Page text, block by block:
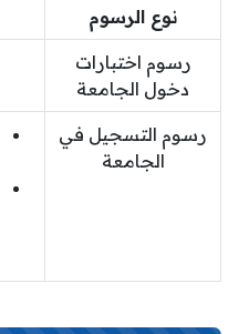
نوع الرسوم
رسوم اختبارات
دخول الجامعة
رسوم التسجيل في
الجامعة